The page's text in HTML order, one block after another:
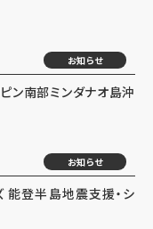
お知らせ
ン南部ミンダナオ島沖
お知らせ
能登半島地震支援・シ